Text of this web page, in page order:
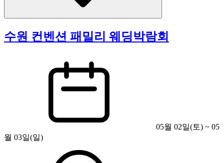
수원 컨벤션 패밀리 웨딩박람회
05월 02일(토) ~ 05
월 03일(일)